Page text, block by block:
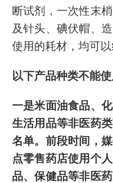
断试剂，一次性末
及针头、碘伏帽、
使用的耗材，均可以
以下产品种类不能
一是米面油食品、
生活用品等非医药
名单。前段时间，
点零售药店使用个
品、保健品等非医